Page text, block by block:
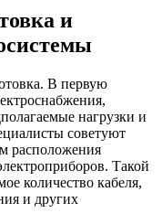
и
В первую
нагрузки и
советуют
расположения
Такой
количество кабеля,
и других